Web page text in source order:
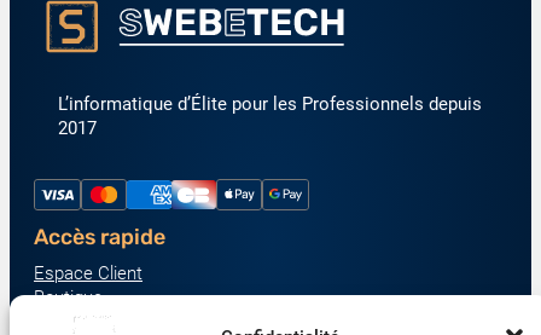
L’informatique d’Élite pour les Professionnels depuis
2017
Accès rapide
Espace Client
Boutique
À propos